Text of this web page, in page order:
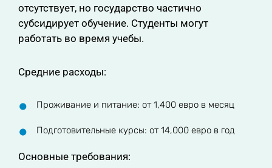
отсутствует, но государство частично
субсидирует обучение. Студенты могут
работать во время учебы.
Средние расходы:
Проживание и питание: от 1,400 евро в месяц
Подготовительные курсы: от 14,000 евро в год
Основные требования: